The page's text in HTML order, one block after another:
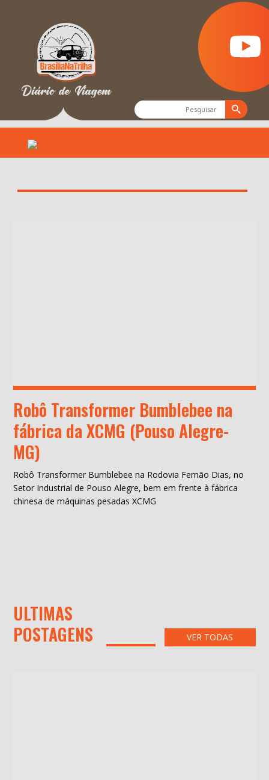
Robô Transformer Bumblebee na
fábrica da XCMG (Pouso Alegre-
MG)
Robô Transformer Bumblebee na Rodovia Fernão Dias, no
Setor Industrial de Pouso Alegre, bem em frente à fábrica
chinesa de máquinas pesadas XCMG
ULTIMAS
POSTAGENS
VER TODAS